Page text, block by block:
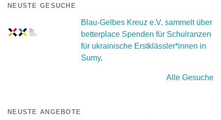
NEUSTE GESUCHE
Blau-Gelbes Kreuz e.V. sammelt über
betterplace Spenden für Schulranzen
für ukrainische Erstklässler*innen in
Sumy.
Alle Gesuche
NEUSTE ANGEBOTE